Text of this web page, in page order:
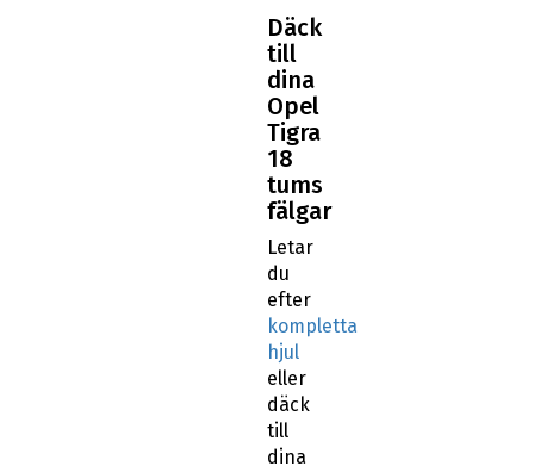
Däck
till
dina
Opel
Tigra
18
tums
fälgar
Letar
du
efter
kompletta
hjul
eller
däck
till
dina